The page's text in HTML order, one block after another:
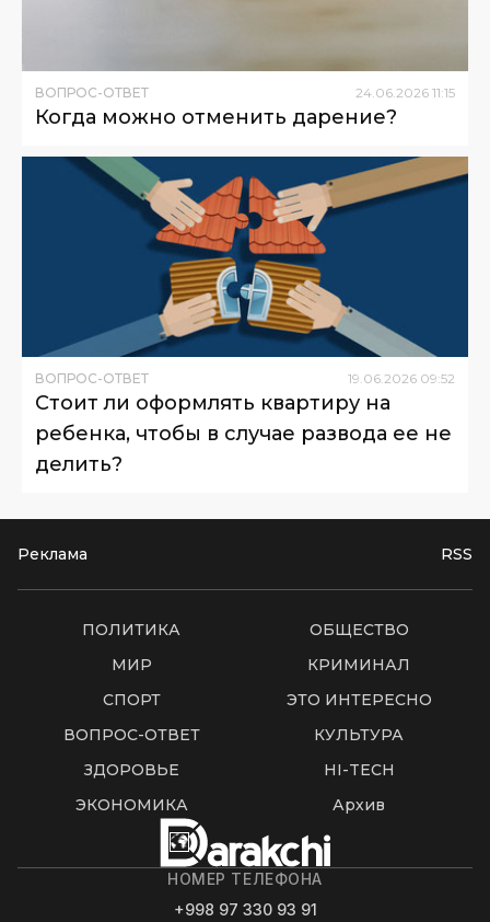
ВОПРОС-ОТВЕТ 24 06 2026 11:15
Когда можно отменить дарение?
ВОПРОС-ОТВЕТ 19.06.2026 09:52
Стоит ли оформлять квартиру на
ребенка, чтобы в случае развода ее не
делить?
Реклама RSS
ПОЛИТИКА
ОБЩЕСТВО
МИР
КРИМИНАЛ
СПОРТ
ЭТО ИНТЕРЕСНО
ВОПРОС-ОТВЕТ
КУЛЬТУРА
ЗДОРОВЬЕ
HI-TECH
ЭКОНОМИКА
Архив
НОМЕР ТЕЛЕФОНА
+998 97 330 93 91